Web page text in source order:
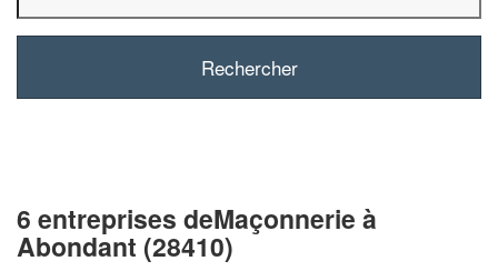
6 entreprises deMaçonnerie à
Abondant (28410)